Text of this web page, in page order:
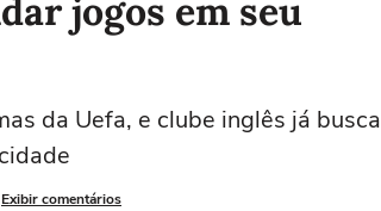
jogos em seu
da Uefa, e clube inglês já busca
Exibir comentários